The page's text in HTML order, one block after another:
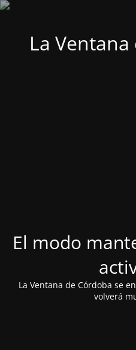
La
El modo
La Ventana de Córdoba se
volverá